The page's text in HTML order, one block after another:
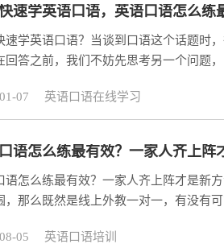
速学英语口语，英语口语怎么练
速学英语口语？当谈到口语这个话题时
回答之前，我们不妨先思考另一个问题
07 英语口语在线学习
语怎么练最有效？一家人齐上阵
语怎么练最有效？一家人齐上阵才是新
，那么既然是线上外教一对一，有没有
练最有效？一家人齐上阵才是新方法。
05 英语口语培训